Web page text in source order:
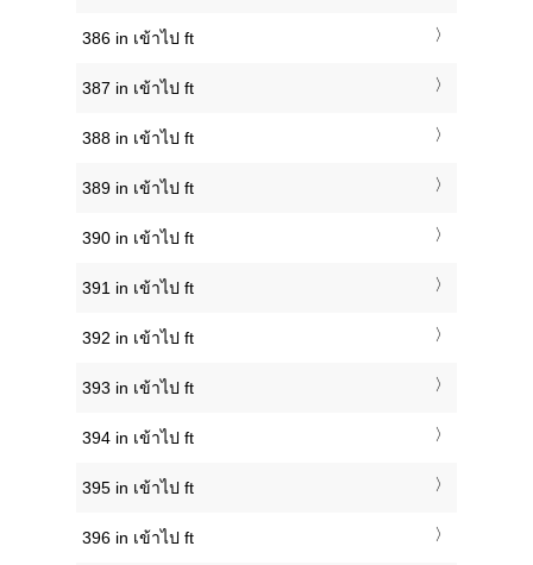
386 in เข้าไป ft
387 in เข้าไป ft
388 in เข้าไป ft
389 in เข้าไป ft
390 in เข้าไป ft
391 in เข้าไป ft
392 in เข้าไป ft
393 in เข้าไป ft
394 in เข้าไป ft
395 in เข้าไป ft
396 in เข้าไป ft